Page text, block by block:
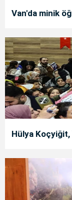
Van'da minik
Hülya Koçyiğit,